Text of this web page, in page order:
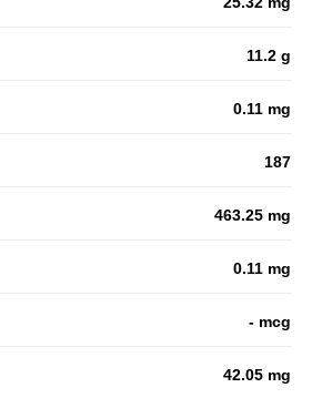
11.2 g
0.11 mg
187
463.25 mg
0.11 mg
- mcg
42.05 mg